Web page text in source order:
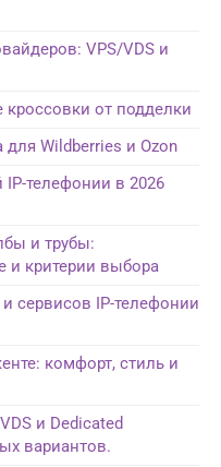
VPS/VDS и
кроссовки от подделки
Wildberries и Ozon
телефонии в 2026
и трубы:
и критерии выбора
сервисов IP-телефонии
комфорт, стиль и
и Dedicated
вариантов.